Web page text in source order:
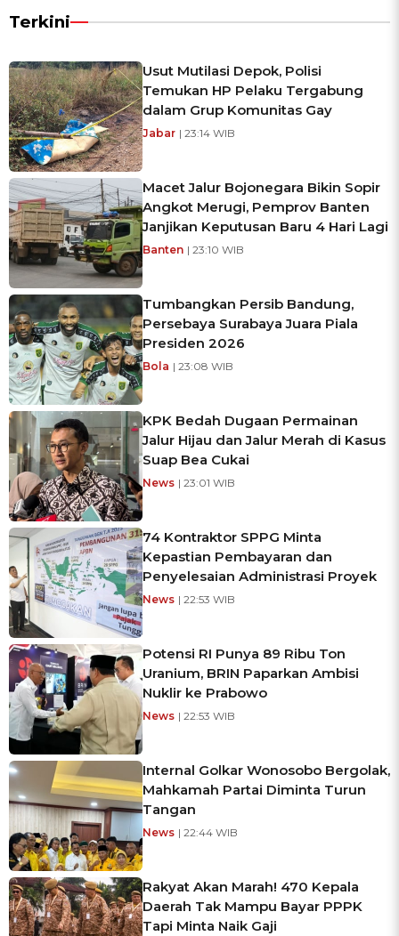
Terkini
Usut Mutilasi Depok, Polisi
Temukan HP Pelaku Tergabung
dalam Grup Komunitas Gay
Jabar | 23:14 WIB
Macet Jalur Bojonegara Bikin Sopir
Angkot Merugi, Pemprov Banten
Janjikan Keputusan Baru 4 Hari Lagi
Banten | 23:10 WIB
Tumbangkan Persib Bandung,
Persebaya Surabaya Juara Piala
Presiden 2026
Bola | 23:08 WIB
KPK Bedah Dugaan Permainan
Jalur Hijau dan Jalur Merah di Kasus
Suap Bea Cukai
News | 23:01 WIB
74 Kontraktor SPPG Minta
Kepastian Pembayaran dan
Penyelesaian Administrasi Proyek
News | 22:53 WIB
Potensi RI Punya 89 Ribu Ton
Uranium, BRIN Paparkan Ambisi
Nuklir ke Prabowo
News | 22:53 WIB
Internal Golkar Wonosobo Bergolak,
Mahkamah Partai Diminta Turun
Tangan
News | 22:44 WIB
Rakyat Akan Marah! 470 Kepala
Daerah Tak Mampu Bayar PPPK
Tapi Minta Naik Gaji